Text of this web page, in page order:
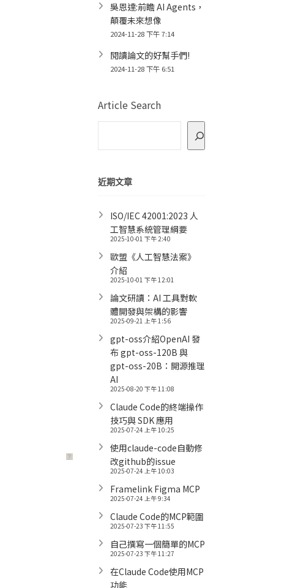
？
吳恩達:前瞻 AI Agents，
顛覆未來想像
2024-11-28 下午 7:14
閱讀論文的好幫手們!
2024-11-28 下午 6:51
Article Search
近期文章
ISO/IEC 42001:2023 人
工智慧系統管理綱要
2025-10-01 下午 2:40
歐盟《人工智慧法案》
介紹
2025-10-01 下午 12:01
論文研讀：AI 工具對軟
體開發與架構的影響
2025-09-21 上午 1:56
gpt-oss介紹OpenAI 發
布 gpt-oss-120B 與
gpt-oss-20B：開源推理
AI
2025-08-20 下午 11:08
Claude Code的終端操作
技巧與 SDK 應用
2025-07-24 上午 10:25
使用claude-code自動修
改github的issue
2025-07-24 上午 10:03
Framelink Figma MCP
2025-07-24 上午 9:34
Claude Code的MCP範圍
2025-07-23 下午 11:55
自己撰寫一個簡單的MCP
2025-07-23 下午 11:27
在Claude Code使用MCP
功能